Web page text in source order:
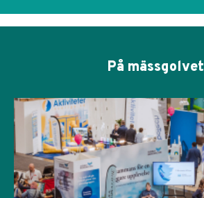
På mässgolvet